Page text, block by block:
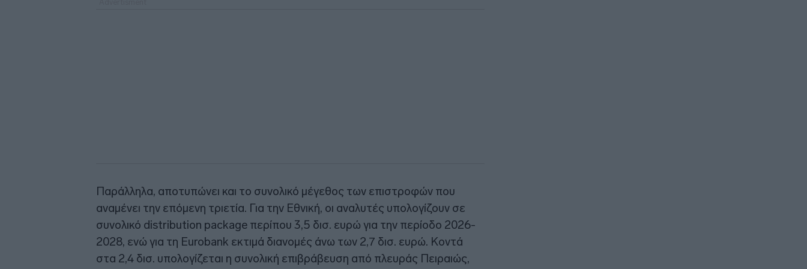
Παράλληλα, αποτυπώνει και το συνολικό μέγεθος των επιστροφών που
αναμένει την επόμενη τριετία. Για την Εθνική, οι αναλυτές υπολογίζουν σε
συνολικό distribution package περίπου 3,5 δισ. ευρώ για την περίοδο 2026-
2028, ενώ για τη Eurobank εκτιμά διανομές άνω των 2,7 δισ. ευρώ. Κοντά
στα 2,4 δισ. υπολογίζεται η συνολική επιβράβευση από πλευράς Πειραιώς,